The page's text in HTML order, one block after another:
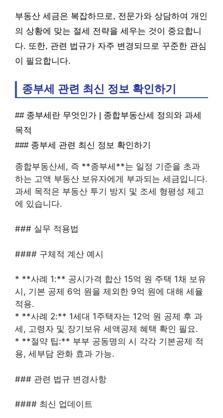
부동산 세금은 복잡하므로, 전문가와 상담하여 개인
의 상황에 맞는 절세 전략을 세우는 것이 중요합니
다. 또한, 관련 법규가 자주 변경되므로 꾸준한 관심
이 필요합니다.
종부세 관련 최신 정보 확인하기
## 종부세란 무엇인가 | 종합부동산세 정의와 과세
목적
### 종부세 관련 최신 정보 확인하기
종합부동산세, 즉 **종부세**는 일정 기준을 초과
하는 고액 부동산 보유자에게 부과되는 세금입니다.
과세 목적은 부동산 투기 방지 및 조세 형평성 제고
에 있습니다.
### 실무 적용법
#### 구체적 계산 예시
* **사례 1:** 공시가격 합산 15억 원 주택 1채 보유
시, 기본 공제 6억 원을 제외한 9억 원에 대해 세율
적용.
* **사례 2:** 1세대 1주택자는 12억 원 공제 후 과
세, 고령자 및 장기보유 세액공제 혜택 확인 필요.
* **절약 팁:** 부부 공동명의 시 각각 기본공제 적
용, 세부담 완화 효과 가능.
### 관련 법규 변경사항
#### 최신 업데이트